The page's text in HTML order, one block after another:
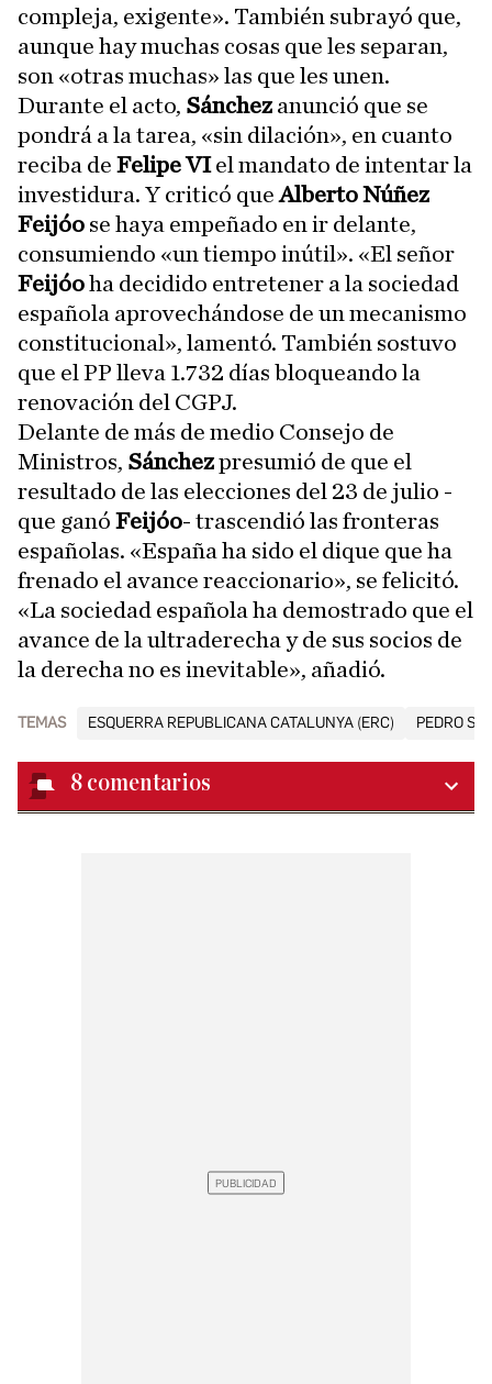
compleja, exigente». También subrayó que,
aunque hay muchas cosas que les separan,
son «otras muchas» las que les unen.
Durante el acto, Sánchezanunció que se
pondrá a la tarea, «sin dilación», en cuanto
reciba de Felipe VIel mandato de intentar la
investidura. Y criticó queAlberto Núñez
Feijóo se haya empeñado en ir delante,
consumiendo «un tiempo inútil». «El señor
Feijóoha decidido entretener a la sociedad
española aprovechándose de un mecanismo
constitucional», lamentó. También sostuvo
que el PP lleva 1.732 días bloqueando la
renovación del CGPJ.
Delante de más de medio Consejo de
Ministros, Sánchezpresumió de que el
resultado de las elecciones del 23 de julio -
que ganó Feijóo- trascendió las fronteras
españolas. «España ha sido el dique que ha
frenado el avance reaccionario», se felicitó.
«La sociedad española ha demostrado que el
avance de la ultraderecha y de sus socios de
la derecha no es inevitable», añadió.
TEMAS ESQUERRA REPUBLICANA CATALUNYA (ERC) PEDRO
8 comentarios